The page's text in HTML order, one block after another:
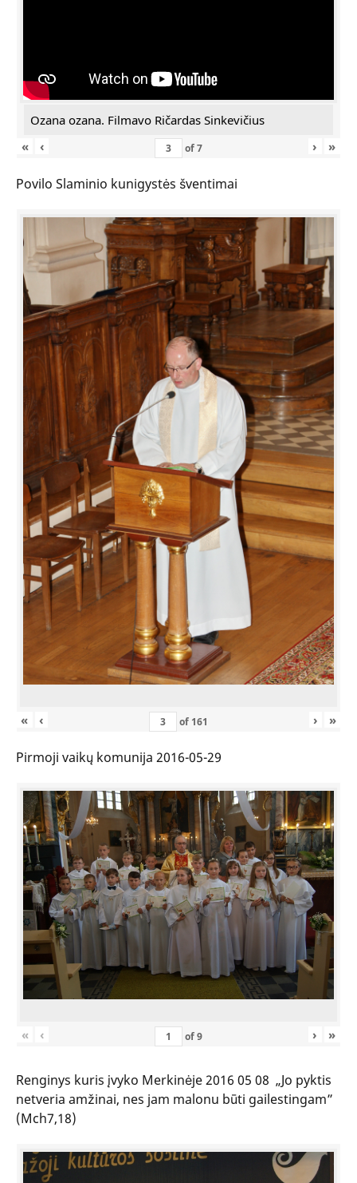
Ozana ozana. Filmavo Ričardas Sinkevičius
«
‹ of7 › »
Povilo Slaminio kunigystės šventimai
« ‹ of 161 › »
Pirmoji vaikų komunija 2016-05-29
« ‹ of9 › »
Renginys kuris įvyko Merkinėje 2016 05 08 „Jo pyktis
netveria amžinai, nes jam malonu būti gailestingam”
(Mch7,18)